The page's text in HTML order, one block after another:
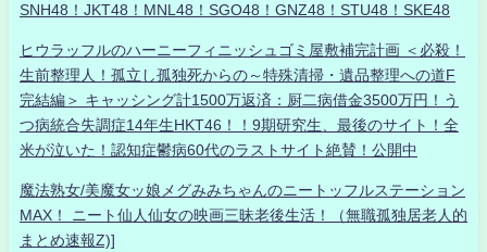
SNH48！JKT48！MNL48！SGO48！GNZ48！STU48！SKE48
ヒウラッフルのハーニーフィニッシュゴミ屋敷補完計画 ＜必殺！
生前整理人！孤立し孤独死からの～特殊清掃・遺品整理への道F
完結編＞ キャッシング計1500万返済：厨二病借金3500万円！う
つ病統合失調症14年生HKT46！！9期研究生、最後のサイト！全
米が泣いた！認知症鬱病60代のラストサイト絶賛！公開中
魔法熟女/美魔女ッ娘メグみみちゃんのニートッフルステーション
MAX！ ニート仙人仙女の映画三昧老後生活！（無職孤独居老人的
まとめ速報Z)]